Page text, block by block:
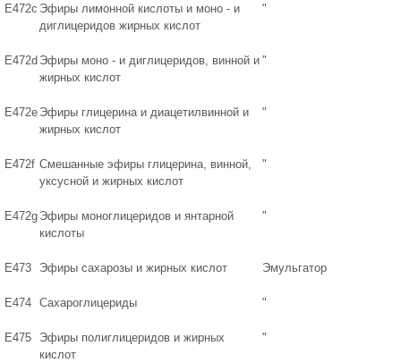
Е472с Эфиры лимонной кислоты и моно - и
диглицеридов жирных кислот
"
E472d Эфиры моно - и диглицеридов, винной и
жирных кислот
"
Е472е Эфиры глицерина и диацетилвинной и
жирных кислот
"
E472f Смешанные эфиры глицерина, винной,
уксусной и жирных кислот
"
E472g Эфиры моноглицеридов и янтарной
кислоты
"
Е473 Эфиры сахарозы и жирных кислот Эмульгатор
Е474 Сахароглицериды "
Е475
Эфиры полиглицеридов и жирных
кислот
"